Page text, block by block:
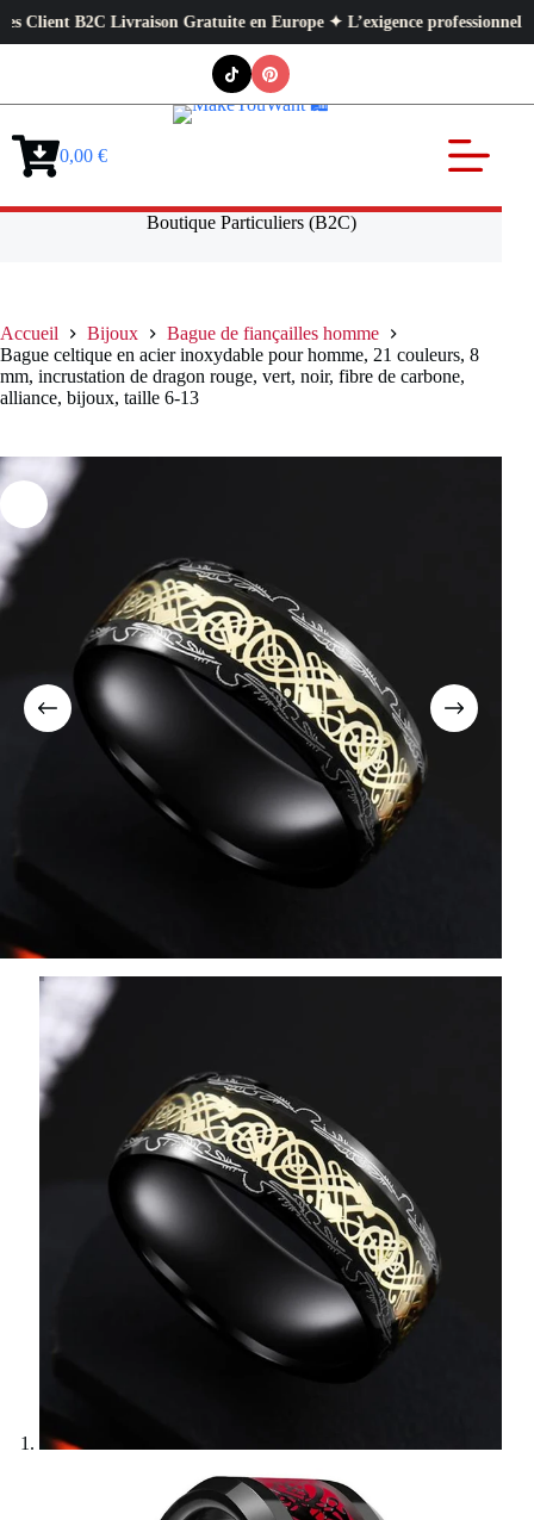
B2C Livraison Gratuite en Europe ✦ L’exigence professionnelle au
Panier0,00 €
Boutique Particuliers (B2C)
Accueil Bijoux
Bague de fiançailles homme
Bague celtique en acier inoxydable pour homme, 21 couleurs, 8
mm, incrustation de dragon rouge, vert, noir, fibre de carbone,
alliance, bijoux, taille 6-13